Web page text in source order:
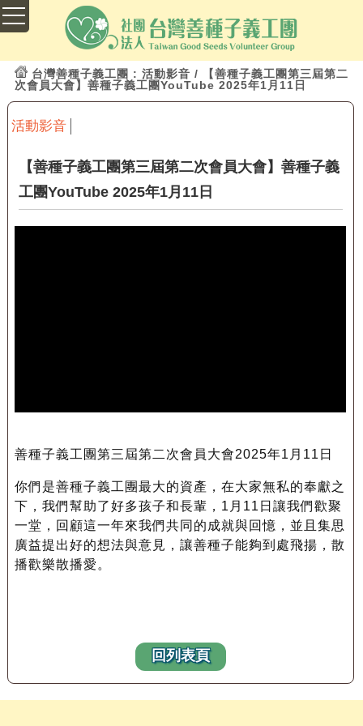
台灣善種子義工團 : 活動影音 / 【善種子義工團第三屆第二
次會員大會】善種子義工團YouTube 2025年1月11日
活動影音
【善種子義工團第三屆第二次會員大會】善種子義
工團YouTube 2025年1月11日
善種子義工團第三屆第二次會員大會2025年1月11日
你們是善種子義工團最大的資產，在大家無私的奉獻之
下，我們幫助了好多孩子和長輩，1月11日讓我們歡聚
一堂，回顧這一年來我們共同的成就與回憶，並且集思
廣益提出好的想法與意見，讓善種子能夠到處飛揚，散
播歡樂散播愛。